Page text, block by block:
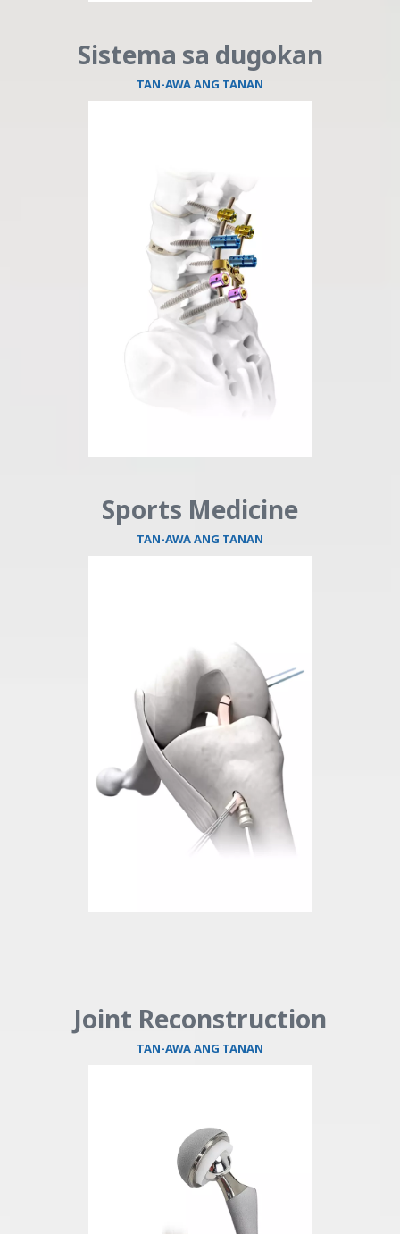
Sistema sa dugokan
TAN-AWA ANG TANAN
Sports Medicine
TAN-AWA ANG TANAN
Joint Reconstruction
TAN-AWA ANG TANAN